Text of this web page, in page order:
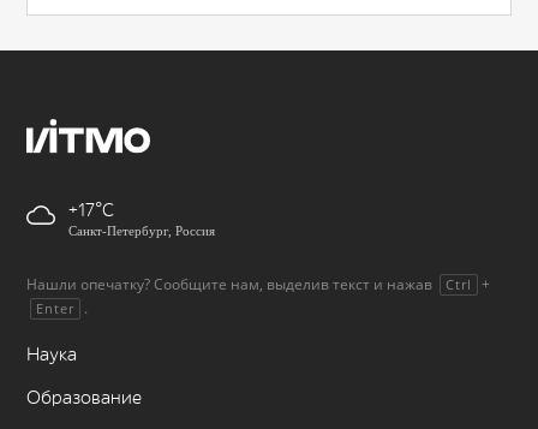
+17
Санкт-Петербург, Россия
Нашли опечатку? Сообщите нам, выделив текст и нажав Ctrl +
Enter .
Наука
Образование